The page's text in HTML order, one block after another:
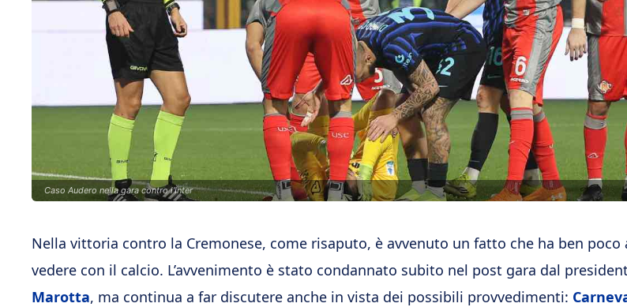
Caso Audero nella gara contro l'Inter
Nella vittoria contro la Cremonese, come risaputo, è avvenuto un fatto che ha ben poco
vedere con il calcio. L’avvenimento è stato condannato subito nel post gara dal
Marotta, ma continua a far discutere anche in vista dei possibili provvedimenti: